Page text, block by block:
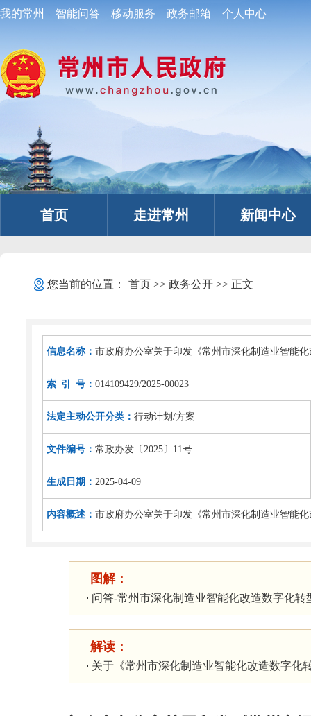
我的常州 智能问答 移动服务 政务邮箱 个人中心
首页 走进常州 新闻中心
您当前的位置： 首页>> 政务公开>> 正文
信息名称： 市政府办公室关于印发《常州市深化制造业智能
索 引 号： 014109429/2025-00023
法定主动公开分类： 行动计划/方案
文件编号： 常政办发〔2025〕11号
生成日期： 2025-04-09
内容概述： 市政府办公室关于印发《常州市深化制造业智能
图解：
问答-常州市深化制造业智能化改造数字化转
解读：
关于《常州市深化制造业智能化改造数字化